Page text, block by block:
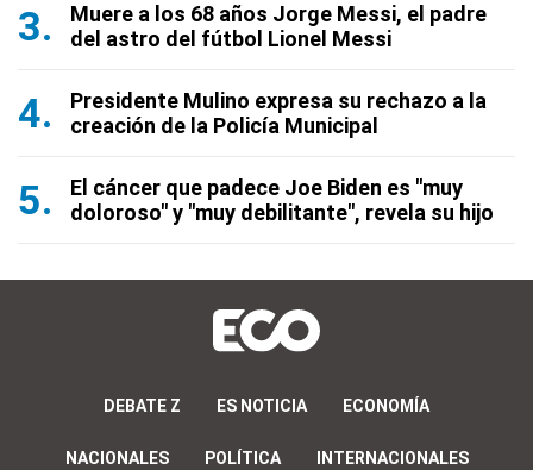
Muere a los 68 años Jorge Messi, el padre
del astro del fútbol Lionel Messi
Presidente Mulino expresa su rechazo a la
creación de la Policía Municipal
El cáncer que padece Joe Biden es "muy
doloroso" y "muy debilitante", revela su hijo
DEBATE Z ES NOTICIA ECONOMÍA
NACIONALES POLÍTICA INTERNACIONALES